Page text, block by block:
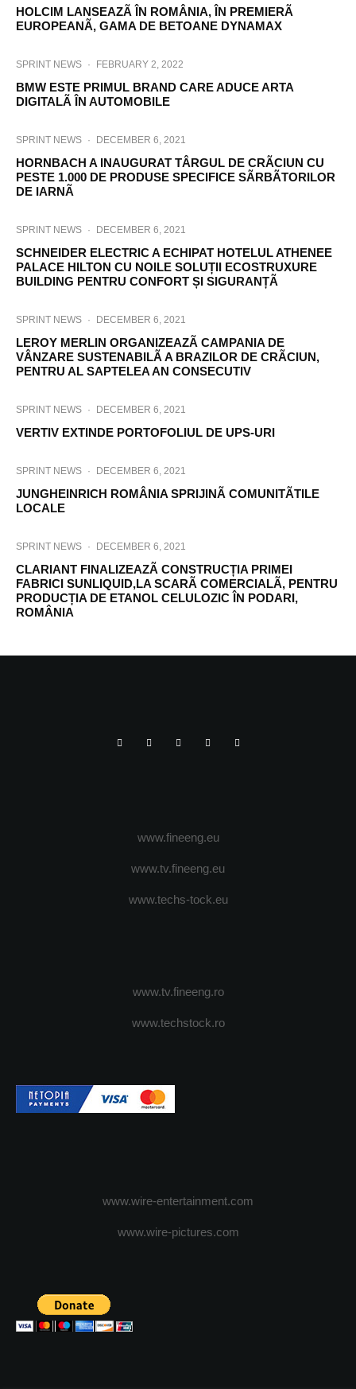
HOLCIM LANSEAZÃ ÎN ROMÂNIA, ÎN PREMIERÃ
EUROPEANÃ, GAMA DE BETOANE DYNAMAX
SPRINT NEWS · FEBRUARY 2, 2022
BMW ESTE PRIMUL BRAND CARE ADUCE ARTA
DIGITALÃ ÎN AUTOMOBILE
SPRINT NEWS · DECEMBER 6, 2021
HORNBACH A INAUGURAT TÂRGUL DE CRÃCIUN CU
PESTE 1.000 DE PRODUSE SPECIFICE SÃRBÃTORILOR
DE IARNÃ
SPRINT NEWS · DECEMBER 6, 2021
SCHNEIDER ELECTRIC A ECHIPAT HOTELUL ATHENEE
PALACE HILTON CU NOILE SOLUȚII ECOSTRUXURE
BUILDING PENTRU CONFORT ȘI SIGURANȚÃ
SPRINT NEWS · DECEMBER 6, 2021
LEROY MERLIN ORGANIZEAZÃ CAMPANIA DE
VÂNZARE SUSTENABILÃ A BRAZILOR DE CRÃCIUN,
PENTRU AL SAPTELEA AN CONSECUTIV
SPRINT NEWS · DECEMBER 6, 2021
VERTIV EXTINDE PORTOFOLIUL DE UPS-URI
SPRINT NEWS · DECEMBER 6, 2021
JUNGHEINRICH ROMÂNIA SPRIJINÃ COMUNITÃTILE
LOCALE
SPRINT NEWS · DECEMBER 6, 2021
CLARIANT FINALIZEAZÃ CONSTRUCȚIA PRIMEI
FABRICI SUNLIQUID,LA SCARÃ COMERCIALÃ, PENTRU
PRODUCȚIA DE ETANOL CELULOZIC ÎN PODARI,
ROMÂNIA
www.fineeng.eu
www.tv.fineeng.eu
www.techs-tock.eu
www.tv.fineeng.ro
www.techstock.ro
www.wire-entertainment.com
www.wire-pictures.com